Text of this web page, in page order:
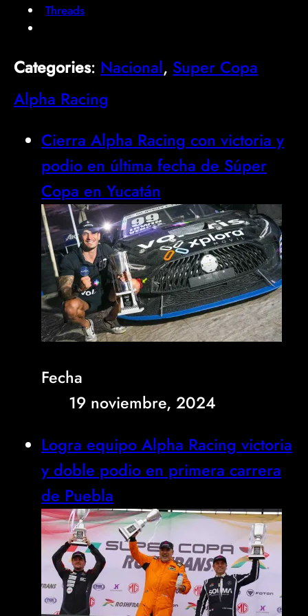
Threads
Categories: Nacional, Super Copa
Alpha Racing
Cierra Alpha Racing con victoria y
podio en última fecha de Súper
Copa en Yucatán
Fecha
19 noviembre, 2024
Logra equipo Alpha Racing victoria
y doble podio en primera carrera
de Puebla